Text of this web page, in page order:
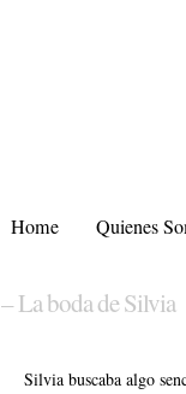
Home Quienes
– La boda de Silvia
Silvia buscaba algo